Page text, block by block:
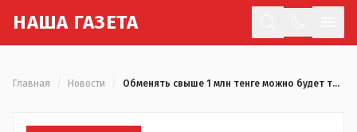
НАША ГАЗЕТА
Главная Новости Обменять свыше 1 млн тенге можно будет только с удостоверением личности